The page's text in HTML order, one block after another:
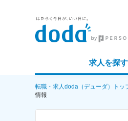
求人を探す
詳細条件から探す
新着求人から探す
転職・求人doda（デューダ）トッ
情報